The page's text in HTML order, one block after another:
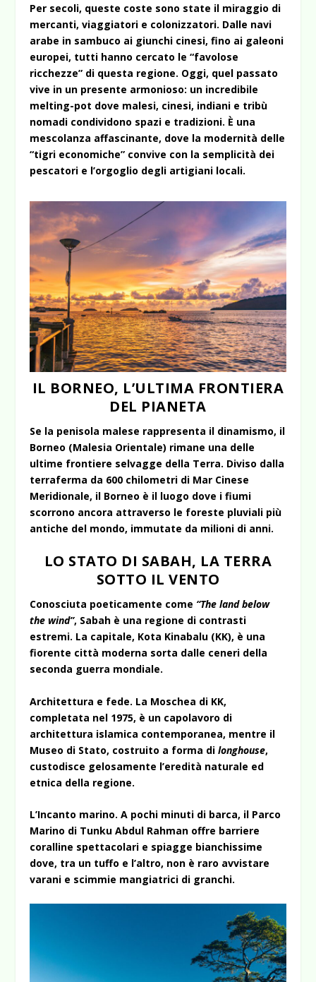
Per secoli, queste coste sono state il miraggio di
mercanti, viaggiatori e colonizzatori. Dalle navi
arabe in sambuco ai giunchi cinesi, fino ai galeoni
europei, tutti hanno cercato le “favolose
ricchezze” di questa regione. Oggi, quel passato
vive in un presente armonioso: un incredibile
melting-pot dove malesi, cinesi, indiani e tribù
nomadi condividono spazi e tradizioni. È una
mescolanza affascinante, dove la modernità delle
“tigri economiche” convive con la semplicità dei
pescatori e l’orgoglio degli artigiani locali.
IL BORNEO, L’ULTIMA FRONTIERA
DEL PIANETA
Se la penisola malese rappresenta il dinamismo, il
Borneo (Malesia Orientale) rimane una delle
ultime frontiere selvagge della Terra. Diviso dalla
terraferma da 600 chilometri di Mar Cinese
Meridionale, il Borneo è il luogo dove i fiumi
scorrono ancora attraverso le foreste pluviali più
antiche del mondo, immutate da milioni di anni.
LO STATO DI SABAH, LA TERRA
SOTTO IL VENTO
Conosciuta poeticamente come “The land below
the wind”, Sabah è una regione di contrasti
estremi. La capitale, Kota Kinabalu (KK), è una
fiorente città moderna sorta dalle ceneri della
seconda guerra mondiale.
Architettura e fede. La Moschea di KK,
completata nel 1975, è un capolavoro di
architettura islamica contemporanea, mentre il
Museo di Stato, costruito a forma dilonghouse,
custodisce gelosamente l’eredità naturale ed
etnica della regione.
L’Incanto marino. A pochi minuti di barca, il Parco
Marino di Tunku Abdul Rahman offre barriere
coralline spettacolari e spiagge bianchissime
dove, tra un tuffo e l’altro, non è raro avvistare
varani e scimmie mangiatrici di granchi.